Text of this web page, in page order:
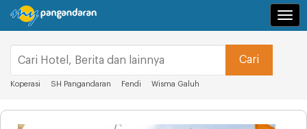
Koperasi SH Pangandaran Fendi Wisma Galuh